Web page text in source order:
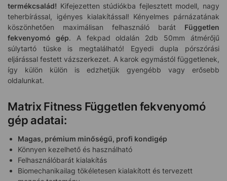
termékcsalád! Kifejezetten stúdiókba fejlesztett modell, nagy
teherbírással, igényes kialakítással! Kényelmes párnázatának
köszönhetően maximálisan felhasználó barát Független
fekvenyomó gép. A fekpad oldalán 2db 50mm átmérőjű
súlytartó tüske is megtalálható! Egyedi dupla pórszórási
eljárással festett vázszerkezet. A karok egymástól függetlenek,
így külön külön is edzhetjük gyengébb vagy erősebb
oldalunkat.
Matrix Fitness Független fekvenyomó
gép adatai:
Magas, prémium minőségű, profi kondigép
Könnyen kezelhető és használható
Felhasználóbarát kialakítás
Biomechanikailag tökéletesen kialakított és tervezett